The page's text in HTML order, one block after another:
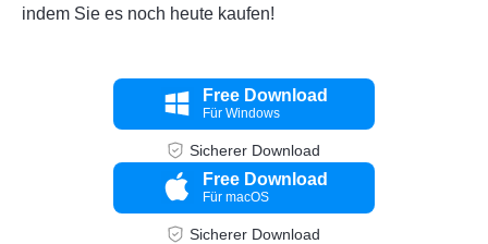
indem Sie es noch heute kaufen!
Free Download
Für Windows
Sicherer Download
Free Download
Für macOS
Sicherer Download